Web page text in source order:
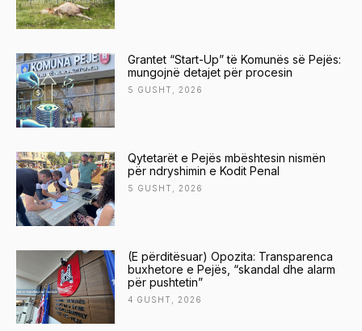
Grantet “Start-Up” të Komunës së Pejës:
mungojnë detajet për procesin
5 GUSHT, 2026
Qytetarët e Pejës mbështesin nismën
për ndryshimin e Kodit Penal
5 GUSHT, 2026
(E përditësuar) Opozita: Transparenca
buxhetore e Pejës, “skandal dhe alarm
për pushtetin”
4 GUSHT, 2026